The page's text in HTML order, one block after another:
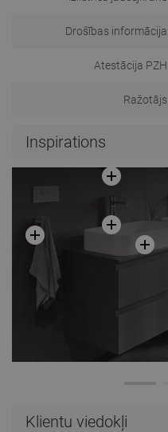
Drošības informācija
Atestācija PZH
Ražotājs
Inspirations
Klientu viedokļi